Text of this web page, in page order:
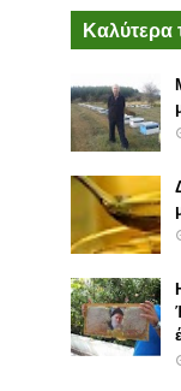
Καλύτερα